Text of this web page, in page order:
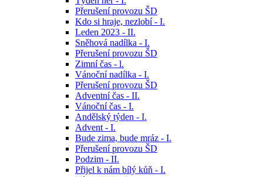
Přerušení provozu ŠD
Kdo si hraje, nezlobí - I.
Leden 2023 - II.
Sněhová nadílka - I.
Přerušení provozu ŠD
Zimní čas - l.
Vánoční nadílka - I.
Přerušení provozu ŠD
Adventní čas - II.
Vánoční čas - I.
Andělský týden - I.
Advent - I.
Bude zima, bude mráz - I.
Přerušení provozu ŠD
Podzim - II.
Přijel k nám bílý kůň - I.